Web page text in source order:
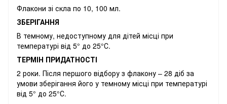
Флакони зі скла по 10, 100 мл.
ЗБЕРІГАННЯ
В темному, недоступному для дітей місці при
температурі від 5° до 25°С.
ТЕРМІН ПРИДАТНОСТІ
2 роки. Після першого відбору з флакону – 28 діб за
умови зберігання його у темному місці при температурі
від 5° до 25°С.